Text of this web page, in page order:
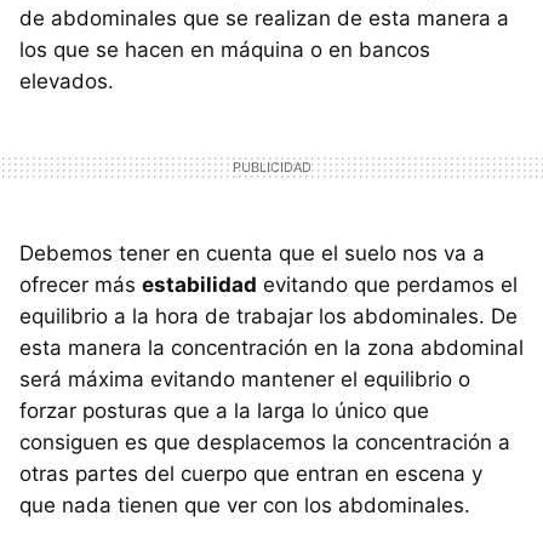
de abdominales que se realizan de esta manera a
los que se hacen en máquina o en bancos
elevados.
Debemos tener en cuenta que el suelo nos va a
ofrecer más estabilidad evitando que perdamos el
equilibrio a la hora de trabajar los abdominales. De
esta manera la concentración en la zona abdominal
será máxima evitando mantener el equilibrio o
forzar posturas que a la larga lo único que
consiguen es que desplacemos la concentración a
otras partes del cuerpo que entran en escena y
que nada tienen que ver con los abdominales.